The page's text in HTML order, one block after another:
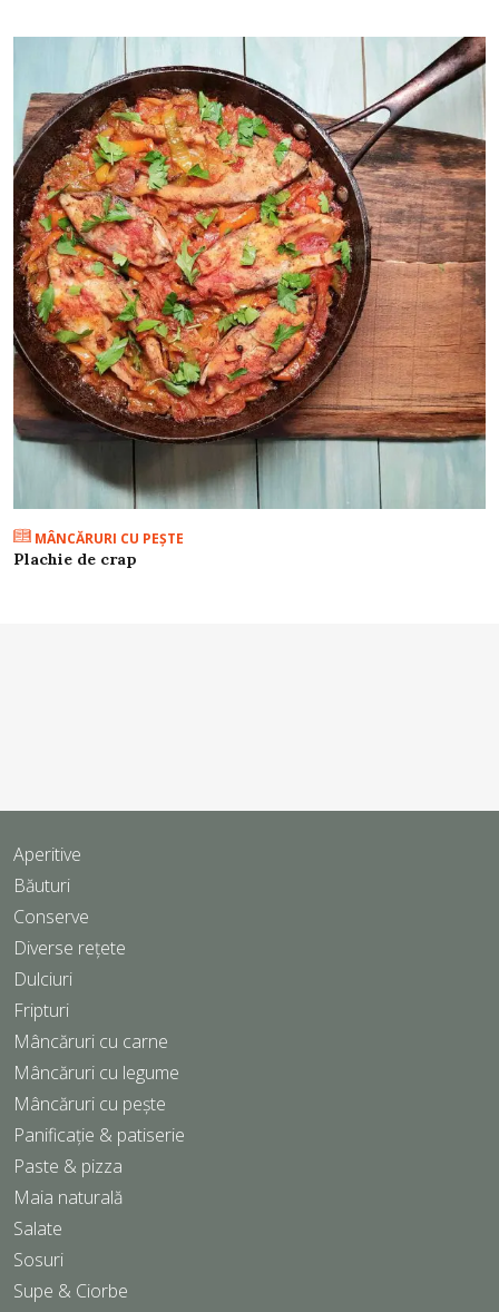
MÂNCĂRURI CU PEŞTE
Plachie de crap
Aperitive
Băuturi
Conserve
Diverse rețete
Dulciuri
Fripturi
Mâncăruri cu carne
Mâncăruri cu legume
Mâncăruri cu pește
Panificație & patiserie
Paste & pizza
Maia naturală
Salate
Sosuri
Supe & Ciorbe